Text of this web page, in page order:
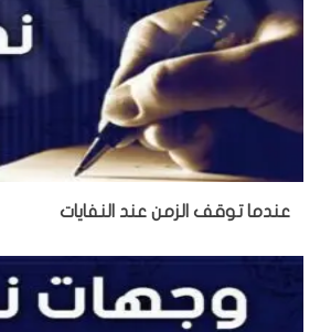
عندما توقف الزمن عند النفايات